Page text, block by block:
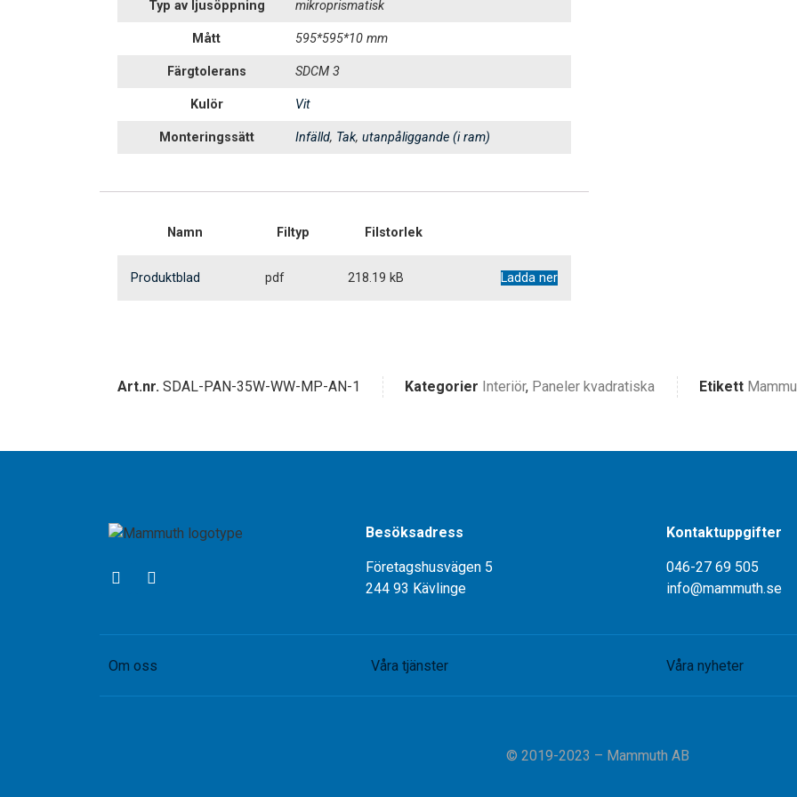
Typ av ljusöppning mikroprismatisk
Mått 595*595*10 mm
Färgtolerans SDCM 3
Kulör Vit
Monteringssätt Infälld, Tak, utanpåliggande (i ram)
Namn Filtyp Filstorlek
Produktblad pdf 218.19 kB Ladda ner
Art.nr. SDAL-PAN-35W-WW-MP-AN-1 Kategorier Interiör, Paneler kvadratiska Etikett
Besöksadress
Företagshusvägen 5
244 93 Kävlinge
Kontaktuppgifter
046-27 69 505
info@mammuth.se
Om oss Våra tjänster Våra nyheter
© 2019-2023 – Mammuth AB